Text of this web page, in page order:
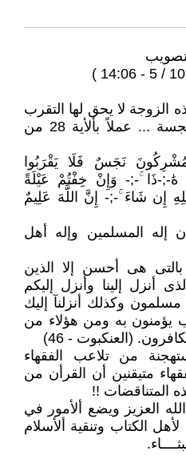
الزوجة لا يحق لها التقرب
من بيت الله الحرام. لأنها نجسة ... عملاً بألأية 28 من
نَجَسٌ فَلَا يَقْرَبُوا
هَٰ-;-ذَا ۚ-;- وَإِنْ خِفْتُمْ عَيْلَةً
إِن شَاءَ ۚ-;- إِنَّ اللَّهَ عَلِيمٌ
إله المسلمين وإله أهل
بالتى هى أحسن إلا الذين
أنزل إلينا وأنزل إليكم
وكذلك أنزلنآ إليك
يؤمنون به ومن هؤلاء من
(العنكبوت - 46)
من تلاعب الفقهاء
متيقنين أن القرأن من
المتناقضات !!
العزيز ويضع ألأمور في
الكتاب وتنقية ألأسلام